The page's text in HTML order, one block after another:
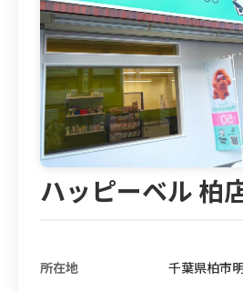
ハッピーベル 柏
所在地 千葉県柏市